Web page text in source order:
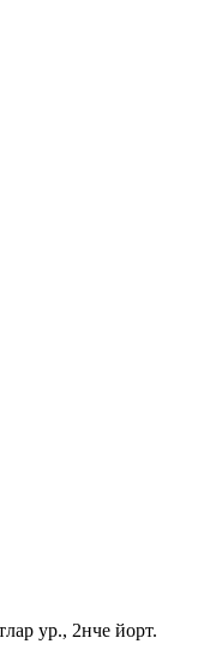
ур., 2нче йорт.